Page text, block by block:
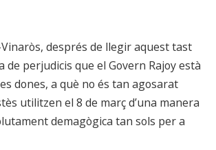
després de llegir aquest tast
de perjudicis que el Govern Rajoy està
dones, a què no és tan agosarat
utilitzen el 8 de març d’una manera
demagògica tan sols per a